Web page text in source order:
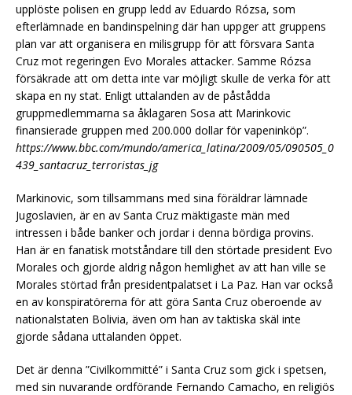
upplöste polisen en grupp ledd av Eduardo Rózsa, som
efterlämnade en bandinspelning där han uppger att gruppens
plan var att organisera en milisgrupp för att försvara Santa
Cruz mot regeringen Evo Morales attacker. Samme Rózsa
försäkrade att om detta inte var möjligt skulle de verka för att
skapa en ny stat. Enligt uttalanden av de påstådda
gruppmedlemmarna sa åklagaren Sosa att Marinkovic
finansierade gruppen med 200.000 dollar för vapeninköp”.
https://www.bbc.com/mundo/america_latina/2009/05/090505_0
439_santacruz_terroristas_jg
Markinovic, som tillsammans med sina föräldrar lämnade
Jugoslavien, är en av Santa Cruz mäktigaste män med
intressen i både banker och jordar i denna bördiga provins.
Han är en fanatisk motståndare till den störtade president Evo
Morales och gjorde aldrig någon hemlighet av att han ville se
Morales störtad från presidentpalatset i La Paz. Han var också
en av konspiratörerna för att göra Santa Cruz oberoende av
nationalstaten Bolivia, även om han av taktiska skäl inte
gjorde sådana uttalanden öppet.
Det är denna ”Civilkommitté” i Santa Cruz som gick i spetsen,
med sin nuvarande ordförande Fernando Camacho, en religiös